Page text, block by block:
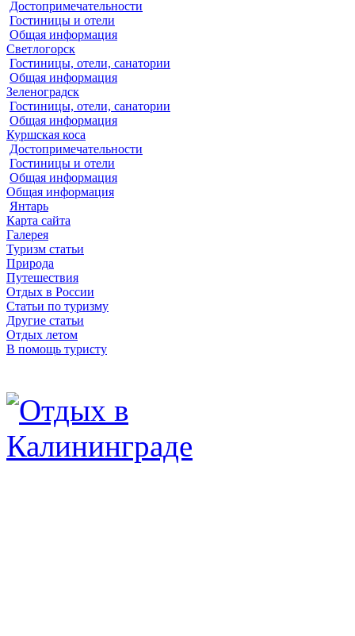
Достопримечательности
Гостиницы и отели
Общая информация
Светлогорск
Гостиницы, отели, санатории
Общая информация
Зеленоградск
Гостиницы, отели, санатории
Общая информация
Куршская коса
Достопримечательности
Гостиницы и отели
Общая информация
Общая информация
Янтарь
Карта сайта
Галерея
Туризм статьи
Природа
Путешествия
Отдых в России
Статьи по туризму
Другие статьи
Отдых летом
В помощь туристу